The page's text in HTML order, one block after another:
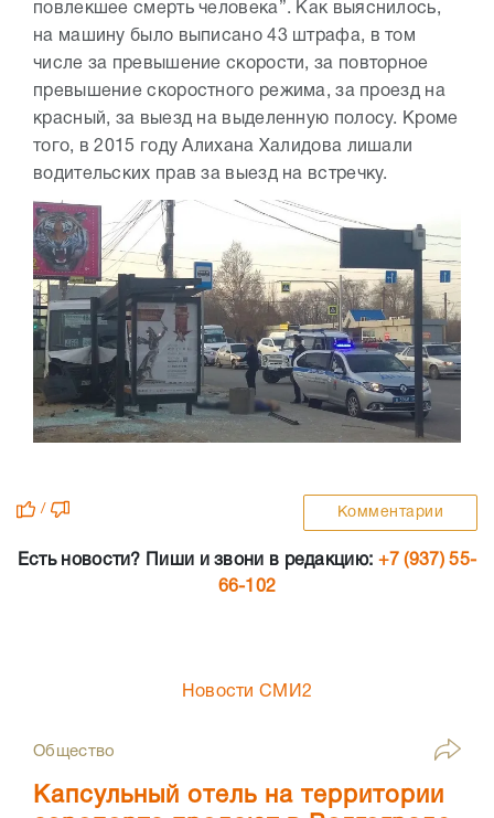
повлекшее смерть человека”. Как выяснилось,
на машину было выписано 43 штрафа, в том
числе за превышение скорости, за повторное
превышение скоростного режима, за проезд на
красный, за выезд на выделенную полосу. Кроме
того, в 2015 году Алихана Халидова лишали
водительских прав за выезд на встречку.
/ Комментарии
Есть новости? Пиши и звони в редакцию: +7 (937) 55-
66-102
Новости СМИ2
Общество
Капсульный отель на территории